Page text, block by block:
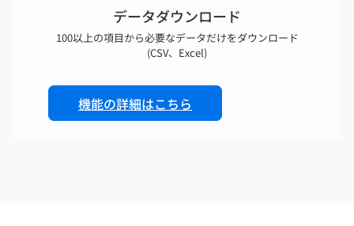
データダウンロード
100以上の項目から必要なデータだけをダウンロード
(CSV、Excel)
機能の詳細はこちら
公開
スタッフページからいつでも確認可能(CSV、Excel)
反映
機能の詳細はこちら